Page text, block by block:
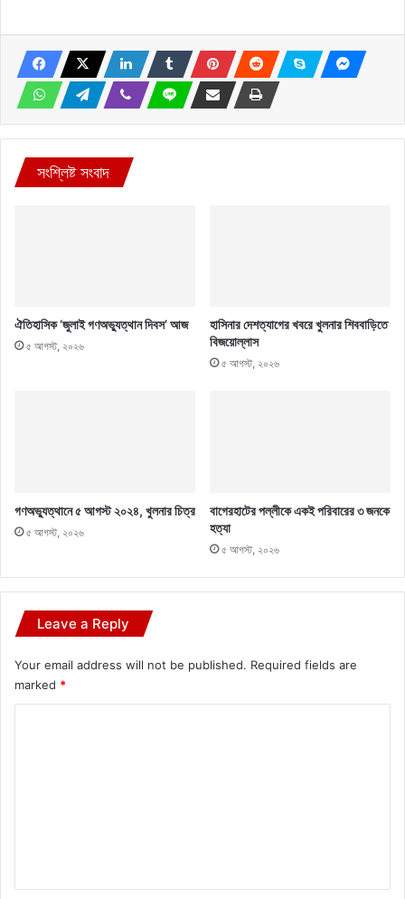
সংশ্লিষ্ট সংবাদ
ঐতিহাসিক ‘জুলাই গণঅভ্যুত্থান দিবস’ আজ
৫ আগস্ট, ২০২৬
হাসিনার দেশত্যাগের খবরে খুলনার শিববাড়িতে
বিজয়োল্লাস
৫ আগস্ট, ২০২৬
গণঅভ্যুত্থানে ৫ আগস্ট ২০২৪, খুলনার চিত্র
৫ আগস্ট, ২০২৬
বাগেরহাটের পল্লীকে একই পরিবারের ৩ জনকে
হত্যা
৫ আগস্ট, ২০২৬
Leave a Reply
Your email address will not be published. Required fields are
marked *